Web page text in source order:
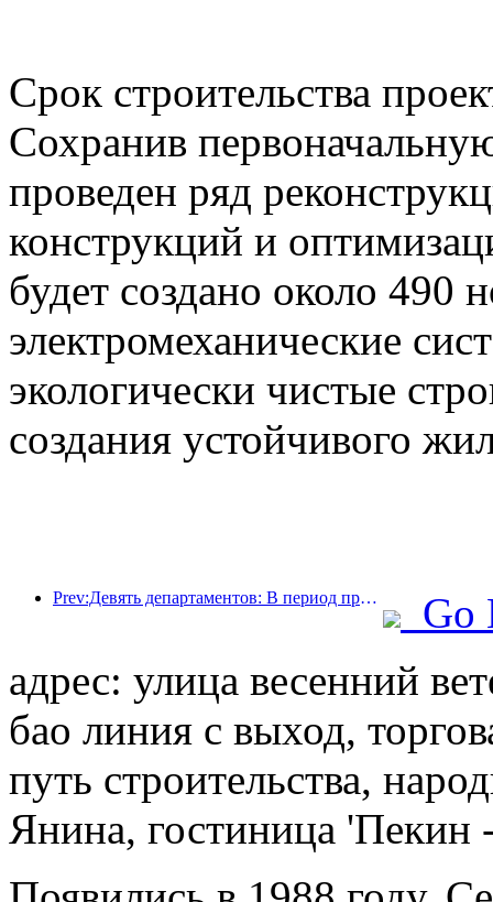
Срок строительства
Сохранив
проведен ряд
конструкций и
будет создано около 490
электромеханические
экологически чистые
создания устойчивого
Prev:Девять департаментов: В период празднования Весеннего фестиваля сетевые отели и бутик-отели будут предлагать льготные условия.
Go
адрес: улица весенний
бао линия с выход,
путь строительства,
Янина, гостиница 'Пекин